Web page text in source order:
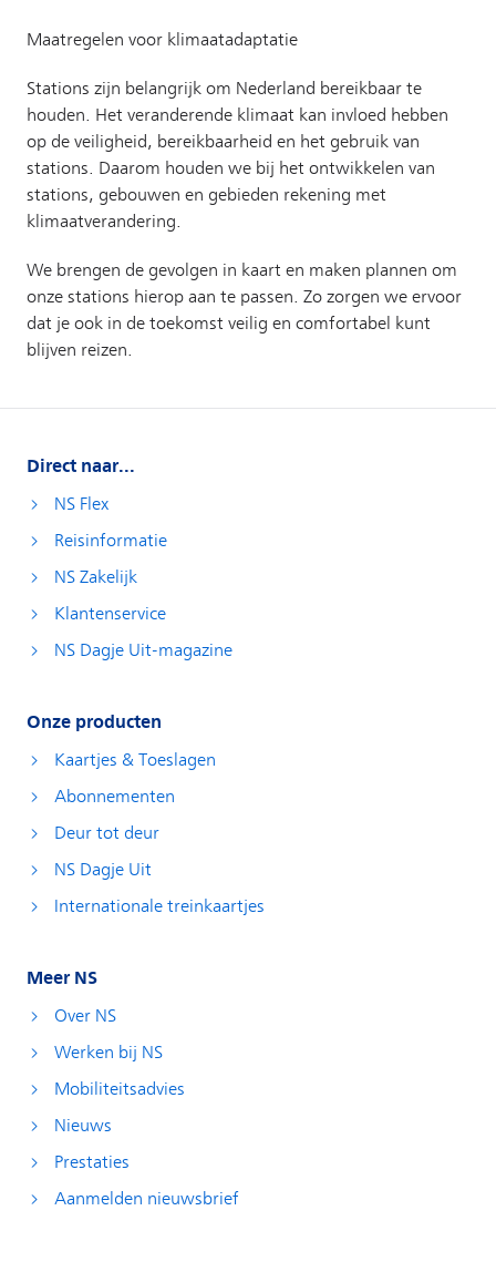
Direct naar...
NS Flex
Reisinformatie
NS Zakelijk
Klantenservice
NS Dagje Uit-magazine
Onze producten
Kaartjes & Toeslagen
Abonnementen
Deur tot deur
NS Dagje Uit
Internationale treinkaartjes
Meer NS
Over NS
Werken bij NS
Mobiliteitsadvies
Nieuws
Prestaties
Aanmelden nieuwsbrief